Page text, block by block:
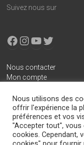
Suivez nous sur
Facebook
Instagram
YouTube
X
Nous contacter
Mon compte
Conditions générales de
Mentions légales
Politique de
Nous utilisons des
offrir l'expérience la
préférences et vos
"Accepter tout", vous
cookies. Cependant,